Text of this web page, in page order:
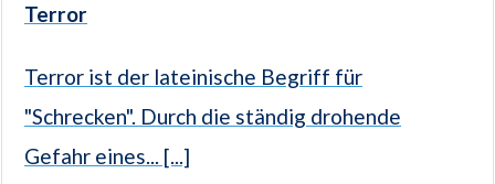
Terror
Terror ist der lateinische Begriff für
"Schrecken". Durch die ständig drohende
Gefahr eines... [...]